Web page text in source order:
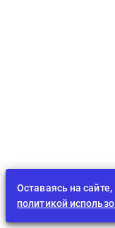
Оставаясь на
политикой